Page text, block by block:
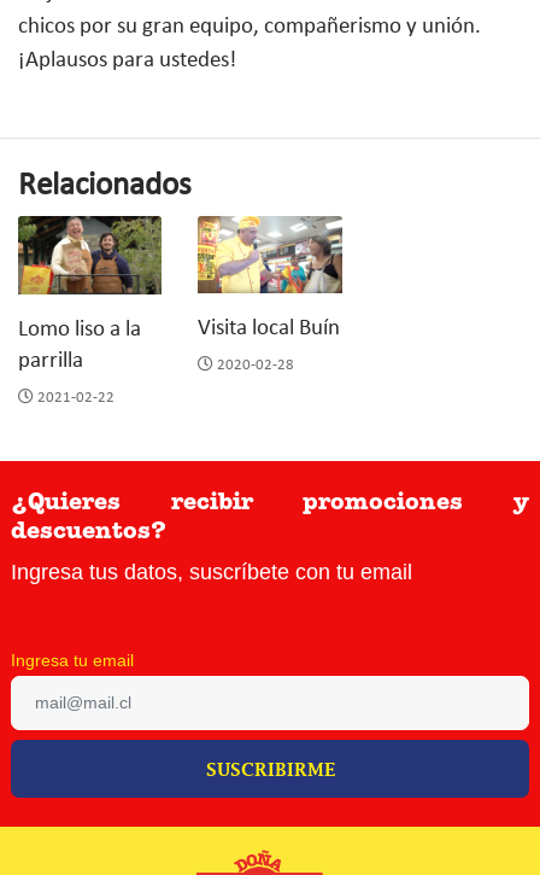
chicos por su gran equipo, compañerismo y unión.
¡Aplausos para ustedes!
Relacionados
Lomo liso a la
parrilla
2021-02-22
Visita local Buín
2020-02-28
¿Quieres recibir promociones y
descuentos?
Ingresa tus datos, suscríbete con tu email
Ingresa tu email
SUSCRIBIRME